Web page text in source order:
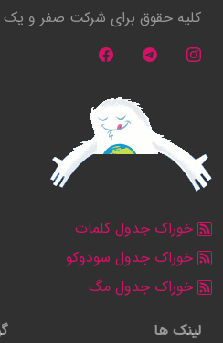
کلیه حقوق برای شرکت صفر و
خوراک جدول کلمات
خوراک جدول سودوکو
خوراک جدول مگ
لینک ها